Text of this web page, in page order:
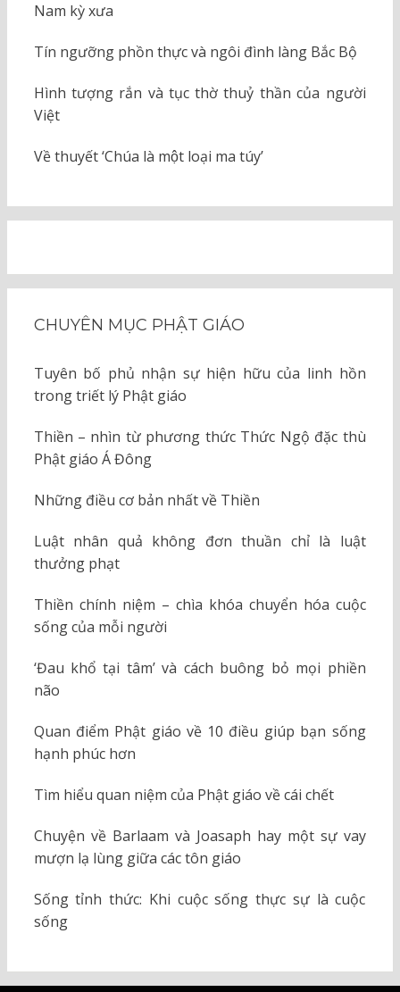
Nam kỳ xưa
Tín ngưỡng phồn thực và ngôi đình làng Bắc Bộ
Hình tượng rắn và tục thờ thuỷ thần của người
Việt
Về thuyết ‘Chúa là một loại ma túy’
CHUYÊN MỤC PHẬT GIÁO
Tuyên bố phủ nhận sự hiện hữu của linh hồn
trong triết lý Phật giáo
Thiền – nhìn từ phương thức Thức Ngộ đặc thù
Phật giáo Á Đông
Những điều cơ bản nhất về Thiền
Luật nhân quả không đơn thuần chỉ là luật
thưởng phạt
Thiền chính niệm – chìa khóa chuyển hóa cuộc
sống của mỗi người
‘Đau khổ tại tâm’ và cách buông bỏ mọi phiền
não
Quan điểm Phật giáo về 10 điều giúp bạn sống
hạnh phúc hơn
Tìm hiểu quan niệm của Phật giáo về cái chết
Chuyện về Barlaam và Joasaph hay một sự vay
mượn lạ lùng giữa các tôn giáo
Sống tỉnh thức: Khi cuộc sống thực sự là cuộc
sống